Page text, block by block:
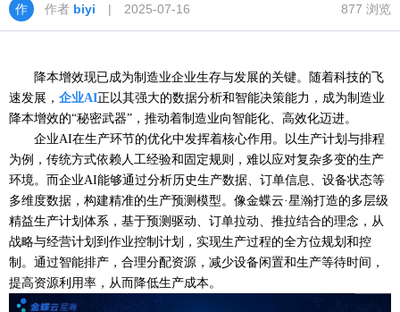
作者 biyi | 2025-07-16 877 浏览
降本增效现已成为制造业企业生存与发展的关键。随着科技的飞
速发展， 企业AI正以其强大的数据分析和智能决策能力，成为制造业
降本增效的“秘密武器”，推动着制造业向智能化、高效化迈进。
企业AI在生产环节的优化中发挥着核心作用。以生产计划与排程
为例，传统方式依赖人工经验和固定规则，难以应对复杂多变的生产
环境。而企业AI能够通过分析历史生产数据、订单信息、设备状态等
多维度数据，构建精准的生产预测模型。像金蝶云·星瀚打造的多层级
精益生产计划体系，基于预测驱动、订单拉动、推拉结合的理念，从
战略与经营计划到作业控制计划，实现生产过程的全方位规划和控
制。通过智能排产，合理分配资源，减少设备闲置和生产等待时间，
提高资源利用率，从而降低生产成本。